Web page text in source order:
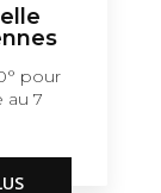
pour
au 7